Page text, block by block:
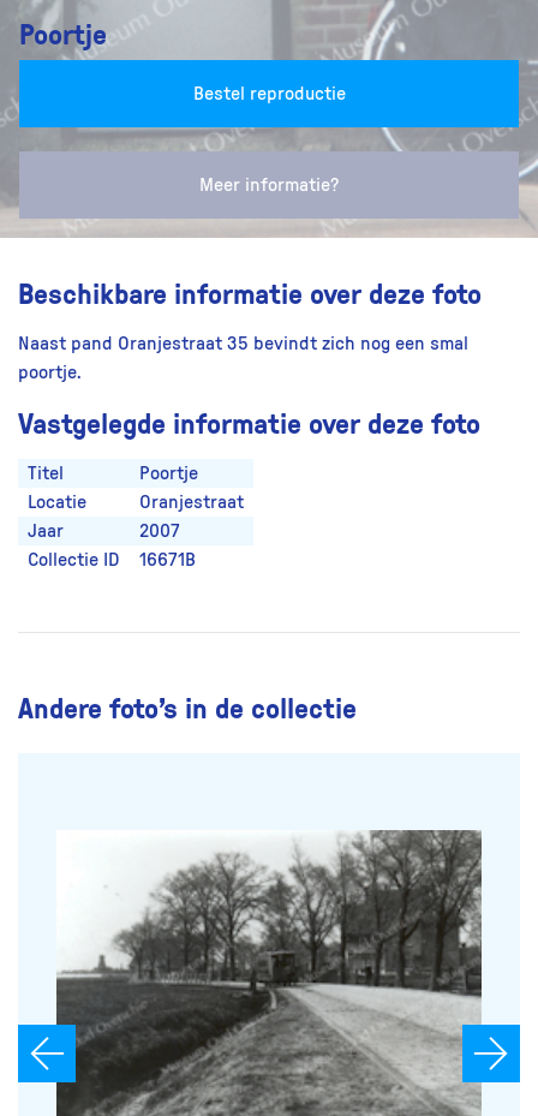
Poortje
Bestel reproductie
Meer informatie?
Beschikbare informatie over deze foto
Naast pand Oranjestraat 35 bevindt zich nog een smal
poortje.
Vastgelegde informatie over deze foto
Titel
Poortje
Locatie
Oranjestraat
Jaar
2007
Collectie ID
16671B
Andere foto’s in de collectie